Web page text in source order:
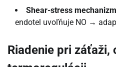
Shear-stress
endotel uvoľňuje NO →
Riadenie pri záťaži,